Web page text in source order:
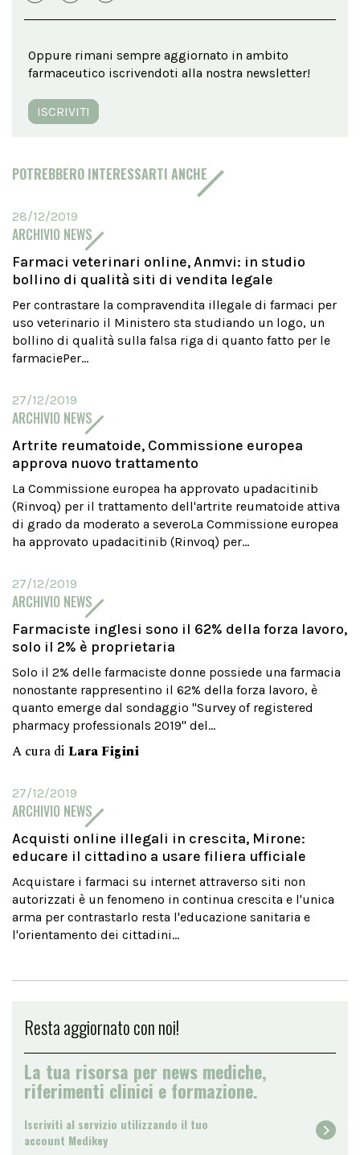
Oppure rimani sempre aggiornato in ambito
farmaceutico iscrivendoti alla nostra newsletter!
ISCRIVITI
POTREBBERO INTERESSARTI ANCHE
28/12/2019
ARCHIVIO NEWS
Farmaci veterinari online, Anmvi: in studio
bollino di qualità siti di vendita legale
Per contrastare la compravendita illegale di farmaci per
uso veterinario il Ministero sta studiando un logo, un
bollino di qualità sulla falsa riga di quanto fatto per le
farmaciePer...
27/12/2019
ARCHIVIO NEWS
Artrite reumatoide, Commissione europea
approva nuovo trattamento
La Commissione europea ha approvato upadacitinib
(Rinvoq) per il trattamento dell'artrite reumatoide attiva
di grado da moderato a severoLa Commissione europea
ha approvato upadacitinib (Rinvoq) per...
27/12/2019
ARCHIVIO NEWS
Farmaciste inglesi sono il 62% della forza lavoro,
solo il 2% è proprietaria
Solo il 2% delle farmaciste donne possiede una farmacia
nonostante rappresentino il 62% della forza lavoro, è
quanto emerge dal sondaggio "Survey of registered
pharmacy professionals 2019" del...
A cura di Lara Figini
27/12/2019
ARCHIVIO NEWS
Acquisti online illegali in crescita, Mirone:
educare il cittadino a usare filiera ufficiale
Acquistare i farmaci su internet attraverso siti non
autorizzati è un fenomeno in continua crescita e l'unica
arma per contrastarlo resta l'educazione sanitaria e
l'orientamento dei cittadini...
Resta aggiornato con noi!
La tua risorsa per news mediche,
riferimenti clinici e formazione.
Iscriviti al servizio utilizzando il tuo
account Medikey